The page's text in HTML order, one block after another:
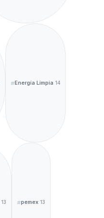
Energía Limpia 14
13 pemex 13